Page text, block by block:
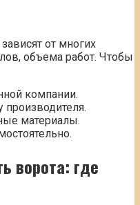
от многих
объема работ. Чтобы
компании.
производителя.
материалы.
ворота: где